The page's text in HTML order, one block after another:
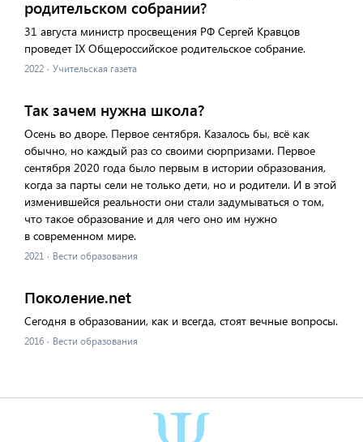
родительском собрании?
31 августа министр просвещения РФ Сергей Кравцов
проведет IX Общероссийское родительское собрание.
2022 · Учительская газета
Так зачем нужна школа?
Осень во дворе. Первое сентября. Казалось бы, всё как
обычно, но каждый раз со своими сюрпризами. Первое
сентября 2020 года было первым в истории образования,
когда за парты сели не только дети, но и родители. И в этой
изменившейся реальности они стали задумываться о том,
что такое образование и для чего оно им нужно
в современном мире.
2021 · Вести образования
Поколение.net
Сегодня в образовании, как и всегда, стоят вечные вопросы.
2016 · Вести образования